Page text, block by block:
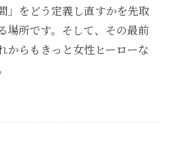
」をどう定義し直すかを先取
場所です。そして、その最前
からもきっと女性ヒーローな